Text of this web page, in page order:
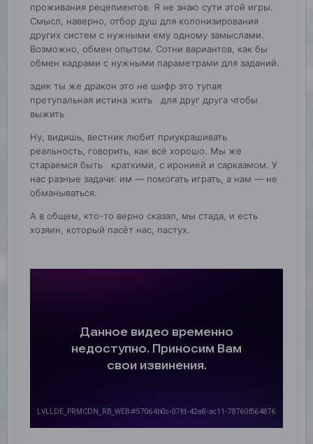
проживания рецепиентов. Я не знаю сути этой игры.
Смысл, наверно, отбор душ для колонизирования
других систем с нужными ему одному замыслами.
Возможно, обмен опытом. Сотни вариантов, как бы
обмен кадрами с нужными параметрами для заданий.
эдик ты же дракон это не шифр это тупая
претупальная истина жить для друг друга чтобы
выжить
Ну, видишь, вестник любит приукрашивать
реальность, говорить, как всё хорошо. Мы же
стараемся быть краткими, с иронией и сарказмом. У
нас разные задачи: им — помогать играть, а нам — не
обманываться.
А в общем, кто-то верно сказал, мы стада, и есть
хозяин, который пасёт нас, пастух.